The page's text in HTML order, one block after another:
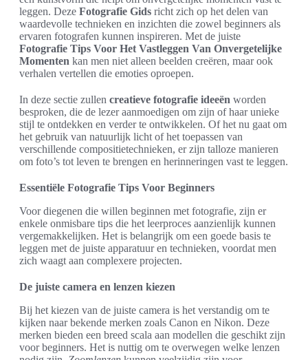
leggen. Deze Fotografie Gids richt zich op het delen van
waardevolle technieken en inzichten die zowel beginners als
ervaren fotografen kunnen inspireren. Met de juiste
Fotografie Tips Voor Het Vastleggen Van Onvergetelijke
Momenten kan men niet alleen beelden creëren, maar ook
verhalen vertellen die emoties oproepen.
In deze sectie zullen creatieve fotografie ideeën worden
besproken, die de lezer aanmoedigen om zijn of haar unieke
stijl te ontdekken en verder te ontwikkelen. Of het nu gaat om
het gebruik van natuurlijk licht of het toepassen van
verschillende compositietechnieken, er zijn talloze manieren
om foto’s tot leven te brengen en herinneringen vast te leggen.
Essentiële Fotografie Tips Voor Beginners
Voor diegenen die willen beginnen met fotografie, zijn er
enkele onmisbare tips die het leerproces aanzienlijk kunnen
vergemakkelijken. Het is belangrijk om een goede basis te
leggen met de juiste apparatuur en technieken, voordat men
zich waagt aan complexere projecten.
De juiste camera en lenzen kiezen
Bij het kiezen van de juiste camera is het verstandig om te
kijken naar bekende merken zoals Canon en Nikon. Deze
merken bieden een breed scala aan modellen die geschikt zijn
voor beginners. Het is nuttig om te overwegen welke lenzen